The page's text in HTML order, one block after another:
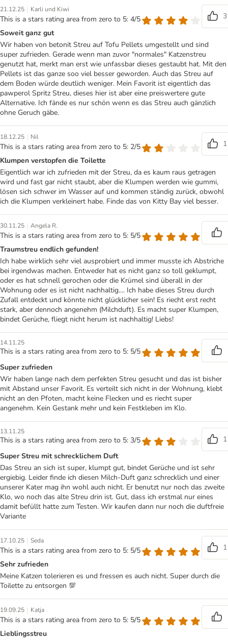
21.12.25 | Karli und Kiwi
This is a stars rating area from zero to 5: 4/5
3
Soweit ganz gut
Wir haben von betonit Streu auf Tofu Pellets umgestellt und sind
super zufrieden. Gerade wenn man zuvor "normales" Katzenstreu
genutzt hat, merkt man erst wie unfassbar dieses gestaubt hat. Mit den
Pellets ist das ganze soo viel besser geworden. Auch das Streu auf
dem Boden würde deutlich weniger. Mein Favorit ist eigentlich das
pawperol Spritz Streu, dieses hier ist aber eine preiswertere gute
Alternative. Ich fände es nur schön wenn es das Streu auch gänzlich
ohne Geruch gäbe.
18.12.25 | Nil
This is a stars rating area from zero to 5: 2/5
1
Klumpen verstopfen die Toilette
Eigentlich war ich zufrieden mit der Streu, da es kaum raus getragen
wird und fast gar nicht staubt, aber die Klumpen werden wie gummi,
lösen sich schwer im Wasser auf und kommen ständig zurück, obwohl
ich die Klumpen verkleinert habe. Finde das von Kitty Bay viel besser.
30.11.25 | Angela R.
This is a stars rating area from zero to 5: 5/5
Traumstreu endlich gefunden!
Ich habe wirklich sehr viel ausprobiert und immer musste ich Abstriche
bei irgendwas machen. Entweder hat es nicht ganz so toll geklumpt,
oder es hat schnell gerochen oder die Krümel sind überall in der
Wohnung oder es ist nicht nachhaltig.... Ich habe dieses Streu durch
Zufall entdeckt und könnte nicht glücklicher sein! Es riecht erst recht
stark, aber dennoch angenehm (Milchduft). Es macht super Klumpen,
bindet Gerüche, fliegt nicht herum ist nachhaltig! Liebs!
14.11.25
This is a stars rating area from zero to 5: 5/5
Super zufrieden
Wir haben lange nach dem perfekten Streu gesucht und das ist bisher
mit Abstand unser Favorit. Es verteilt sich nicht in der Wohnung, klebt
nicht an den Pfoten, macht keine Flecken und es riecht super
angenehm. Kein Gestank mehr und kein Festkleben im Klo.
13.11.25
This is a stars rating area from zero to 5: 3/5
1
Super Streu mit schrecklichem Duft
Das Streu an sich ist super, klumpt gut, bindet Gerüche und ist sehr
ergiebig. Leider finde ich diesen Milch-Duft ganz schrecklich und einer
unserer Kater mag ihn wohl auch nicht. Er benutzt nur noch das zweite
Klo, wo noch das alte Streu drin ist. Gut, dass ich erstmal nur eines
damit befüllt hatte zum Testen. Wir kaufen dann nur noch die duftfreie
Variante
17.10.25 | Seda
This is a stars rating area from zero to 5: 5/5
1
Sehr zufrieden
Meine Katzen tolerieren es und fressen es auch nicht. Super durch die
Toilette zu entsorgen 💯
19.09.25 | Katja
This is a stars rating area from zero to 5: 5/5
Lieblingsstreu